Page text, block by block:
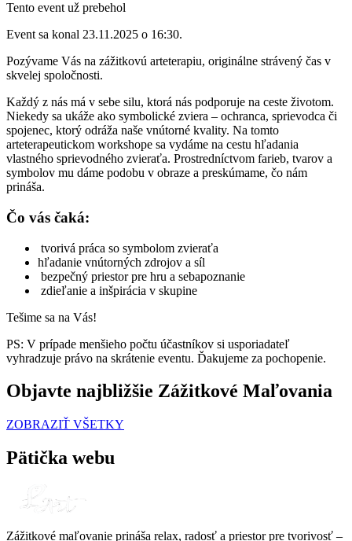
Tento event už prebehol
Event sa konal 23.11.2025 o 16:30.
Pozývame Vás na zážitkovú arteterapiu, originálne strávený čas v
skvelej spoločnosti.
Každý z nás má v sebe silu, ktorá nás podporuje na ceste životom.
Niekedy sa ukáže ako symbolické zviera – ochranca, sprievodca či
spojenec, ktorý odráža naše vnútorné kvality. Na tomto
arteterapeutickom workshope sa vydáme na cestu hľadania
vlastného sprievodného zvieraťa. Prostredníctvom farieb, tvarov a
symbolov mu dáme podobu v obraze a preskúmame, čo nám
prináša.
Čo vás čaká:
tvorivá práca so symbolom zvieraťa
hľadanie vnútorných zdrojov a síl
bezpečný priestor pre hru a sebapoznanie
zdieľanie a inšpirácia v skupine
Tešime sa na Vás!
PS: V prípade menšieho počtu účastníkov si usporiadateľ
vyhradzuje právo na skrátenie eventu. Ďakujeme za pochopenie.
Objavte najbližšie Zážitkové Maľovania
ZOBRAZIŤ VŠETKY
Pätička webu
Zážitkové maľovanie prináša relax, radosť a priestor pre tvorivosť –